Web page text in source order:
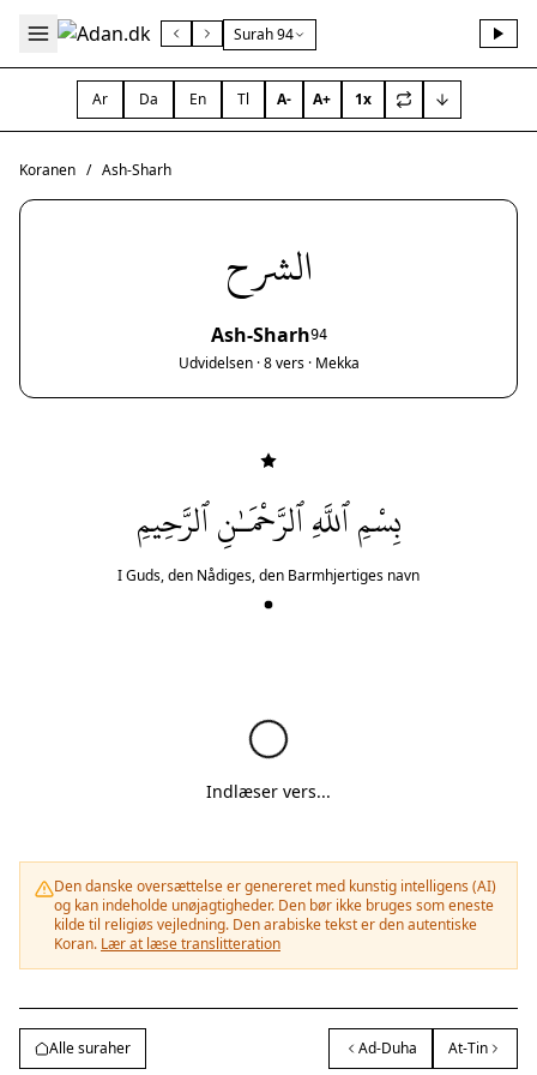
Surah 94
Ar Da En Tl A- A+ 1x
Koranen / Ash-Sharh
الشرح
Ash-Sharh94
Udvidelsen · 8 vers · Mekka
بِسْمِ ٱللَّهِ ٱلرَّحْمَـٰنِ ٱلرَّحِيمِ
I Guds, den Nådiges, den Barmhjertiges navn
Indlæser vers...
Den danske oversættelse er genereret med kunstig intelligens (AI)
og kan indeholde unøjagtigheder. Den bør ikke bruges som eneste
kilde til religiøs vejledning. Den arabiske tekst er den autentiske
Koran. Lær at læse translitteration
Alle suraher Ad-Duha At-Tin